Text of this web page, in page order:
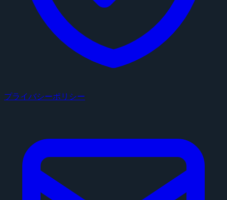
プライバシーポリシー